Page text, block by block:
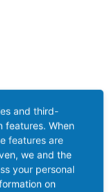
and third-
features. When
features are
we and the
your personal
on